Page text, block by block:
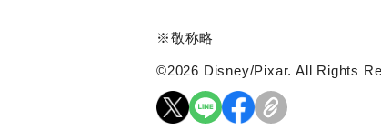
※敬称略
©2026 Disney/Pixar. All Rights